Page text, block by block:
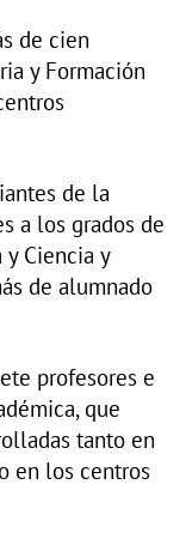
de cien
y Formación
de la
a los grados de
Ciencia y
de alumnado
profesores e
que
tanto en
en los centros